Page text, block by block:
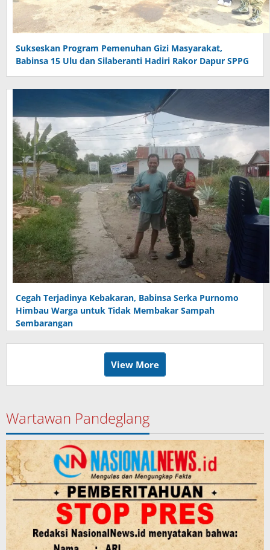
Sukseskan Program Pemenuhan Gizi Masyarakat,
Babinsa 15 Ulu dan Silaberanti Hadiri Rakor Dapur SPPG
Cegah Terjadinya Kebakaran, Babinsa Serka Purnomo
Himbau Warga untuk Tidak Membakar Sampah
Sembarangan
View More
Wartawan Pandeglang